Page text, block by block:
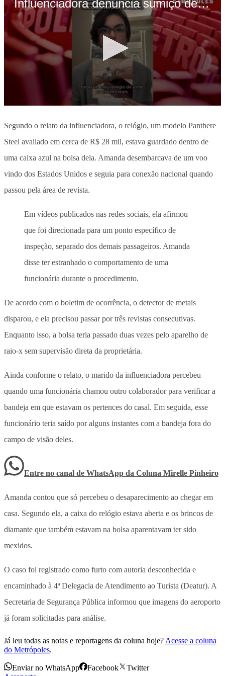
Segundo o relato da influenciadora, o relógio, um modelo Panthere
Steel avaliado em cerca de R$ 28 mil, estava guardado dentro de
uma caixa azul na bolsa dela. Amanda desembarcava de um voo
vindo dos Estados Unidos e seguia para conexão nacional quando
passou pela área de revista.
Em vídeos publicados nas redes sociais, ela afirmou
que foi direcionada para um ponto específico de
inspeção, separado dos demais passageiros. Amanda
disse ter estranhado o comportamento de uma
funcionária durante o procedimento.
De acordo com o boletim de ocorrência, o detector de metais
disparou, e ela precisou passar por três revistas consecutivas.
Enquanto isso, a bolsa teria passado duas vezes pelo aparelho de
raio-x sem supervisão direta da proprietária.
Ainda conforme o relato, o marido da influenciadora percebeu
quando uma funcionária chamou outro colaborador para verificar a
bandeja em que estavam os pertences do casal. Em seguida, esse
funcionário teria saído por alguns instantes com a bandeja fora do
campo de visão deles.
Entre no canal de WhatsApp da Coluna Mirelle Pinheiro
Amanda contou que só percebeu o desaparecimento ao chegar em
casa. Segundo ela, a caixa do relógio estava aberta e os brincos de
diamante que também estavam na bolsa aparentavam ter sido
mexidos.
O caso foi registrado como furto com autoria desconhecida e
encaminhado à 4ª Delegacia de Atendimento ao Turista (Deatur). A
Secretaria de Segurança Pública informou que imagens do aeroporto
já foram solicitadas para análise.
Já leu todas as notas e reportagens da coluna hoje? Acesse a coluna
do Metrópoles.
Enviar no WhatsApp Facebook
Twitter